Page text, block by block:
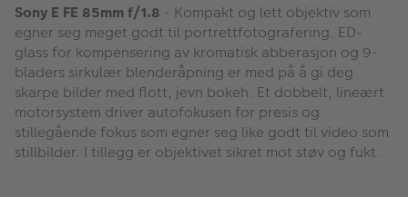
Sony E FE 85mm f/1.8 - Kompakt og lett objektiv som
egner seg meget godt til portrettfotografering. ED-
glass for kompensering av kromatisk abberasjon og 9-
bladers sirkulær blenderåpning er med på å gi deg
skarpe bilder med flott, jevn bokeh. Et dobbelt, lineært
motorsystem driver autofokusen for presis og
stillegående fokus som egner seg like godt til video som
stillbilder. I tillegg er objektivet sikret mot støv og fukt.